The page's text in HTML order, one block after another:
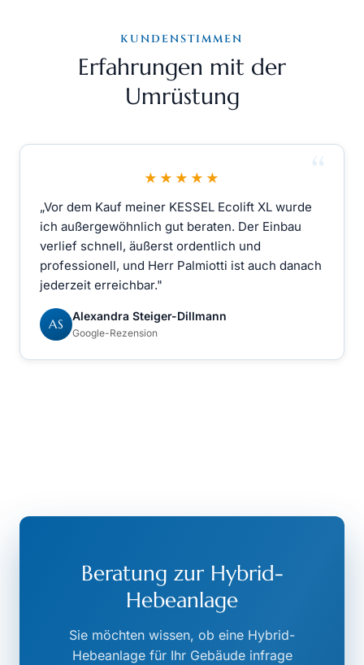
KUNDENSTIMMEN
Erfahrungen mit der
Umrüstung
★★★★★
„Vor dem Kauf meiner KESSEL Ecolift XL wurde
ich außergewöhnlich gut beraten. Der Einbau
verlief schnell, äußerst ordentlich und
professionell, und Herr Palmiotti ist auch danach
jederzeit erreichbar."
AS
Alexandra Steiger-Dillmann
Google-Rezension
Beratung zur Hybrid-
Hebeanlage
Sie möchten wissen, ob eine Hybrid-
Hebeanlage für Ihr Gebäude infrage